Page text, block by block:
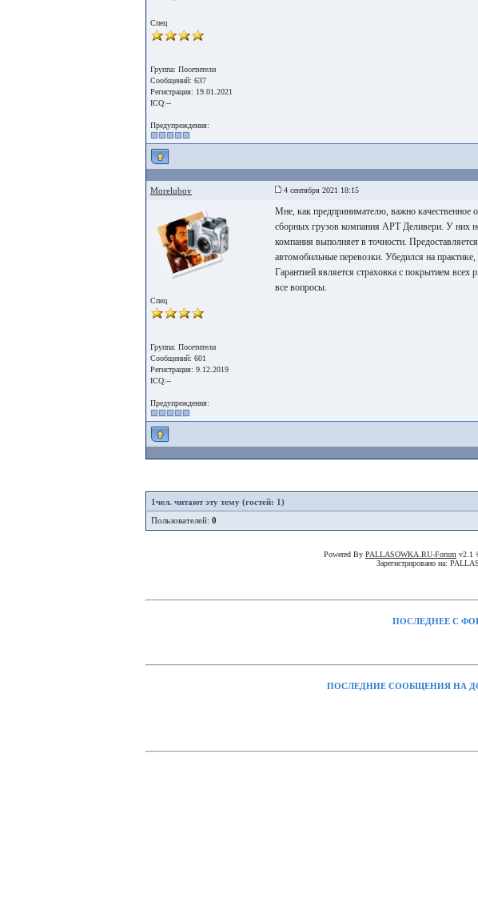
Спец
Группа: Посетители
Сообщений: 637
Регистрация: 19.01.2021
ICQ:--
Предупреждения:
Morelubov 4 сентября 2021 18:15
Спец
Группа: Посетители
Сообщений: 601
Регистрация: 9.12.2019
ICQ:--
Предупреждения:
Мне, как предпринимателю, важно качественное
сборных грузов компания АРТ Деливери. У них
компания выполняет в точности.
автомобильные перевозки. Убедился на
Гарантией является страховка с покрытием всех
все вопросы.
1чел. читают эту тему (гостей: 1)
Пользователей: 0
Powered By PALLASOWKA.RU-Forum v2.1
Зарегистрировано на:
ПОСЛЕДНЕЕ С
ПОСЛЕДНИЕ СООБЩЕНИЯ НА